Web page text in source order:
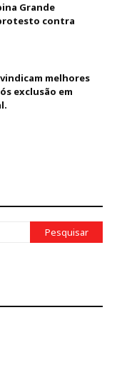
Grande
contra
melhores
exclusão em